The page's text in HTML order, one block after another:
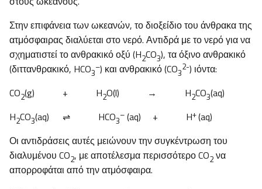
Στην επιφάνεια των ωκεανών, το διοξείδιο του άνθρακα της
ατμόσφαιρας διαλύεται στο νερό. Αντιδρά με το νερό για να
σχηματιστεί το ανθρακικό οξύ (H2CO3), τα όξινο ανθρακικό
(διττανθρακικό, HCO3
–) και ανθρακικό (CO3
2-) ιόντα:
CO2(g) + H2O(l) → H2CO3(aq)
H2CO3(aq) ⇌ HCO3
– (aq) + H+(aq)
Οι αντιδράσεις αυτές μειώνουν την συγκέντρωση του
διαλυμένου CO2, με αποτέλεσμα περισσότερο CO2 να
απορροφάται από την ατμόσφαιρα.